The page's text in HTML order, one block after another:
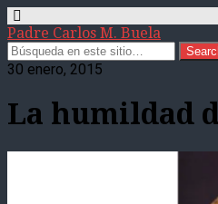
Padre Carlos M. Buela
30 enero, 2015
La humildad